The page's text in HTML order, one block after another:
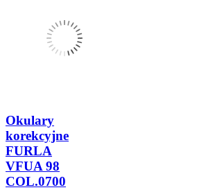
Okulary
korekcyjne
FURLA
VFUA 98
COL.0700